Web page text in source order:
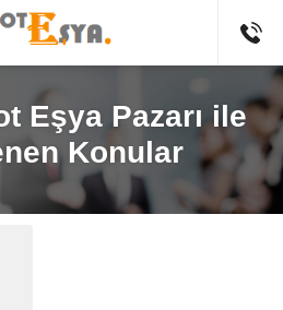
Eşya Pazarı ile
Konular